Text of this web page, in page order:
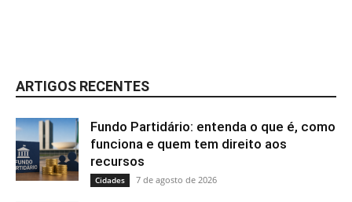
ARTIGOS RECENTES
Fundo Partidário: entenda o que é, como
funciona e quem tem direito aos
recursos
Cidades 7 de agosto de 2026